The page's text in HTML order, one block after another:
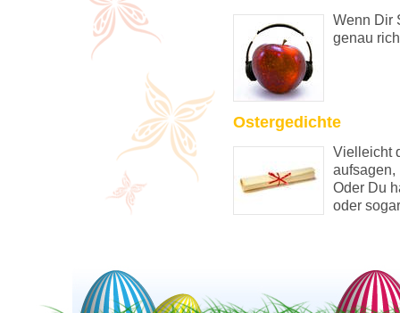
Wenn Dir
genau
Ostergedichte
Vielleicht
aufsagen,
Oder Du
oder